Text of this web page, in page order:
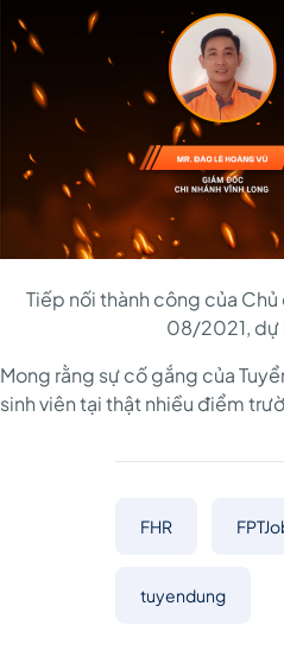
Tiếp nối thành công của
08/2021, dự
Mong rằng sự cố gắng của
sinh viên tại thật nhiều điểm
FHR
tuyendung